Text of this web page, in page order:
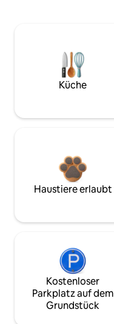
Küche
Haustiere erlaubt
Kostenloser
Parkplatz auf dem
Grundstück